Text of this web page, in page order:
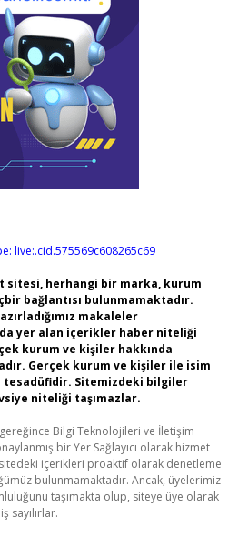
live:.cid.575569c608265c69
sitesi, herhangi bir marka, kurum
bağlantısı bulunmamaktadır.
makaleler
yer alan içerikler haber niteliği
kurum ve kişiler hakkında
Gerçek kurum ve kişiler ile isim
Sitemizdeki bilgiler
niteliği taşımazlar.
gereğince Bilgi Teknolojileri ve İletişim
bir Yer Sağlayıcı olarak hizmet
içerikleri proaktif olarak denetleme
bulunmamaktadır. Ancak, üyelerimiz
taşımakta olup, siteye üye olarak
sayılırlar.